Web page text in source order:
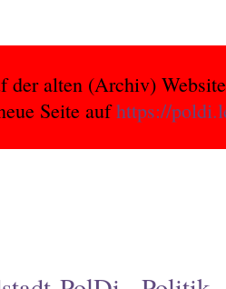
der alten (Archiv)
Seite aufhttps://